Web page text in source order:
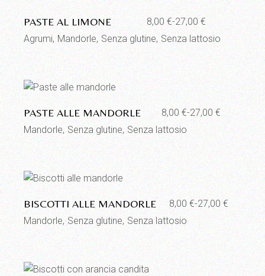
PASTE AL LIMONE 8,00 €-27,00€
Fascia
di
prezzo:
da
8,00 €
a
27,00 €
Agrumi Mandorle Senza glutine Senza lattosio
Aggiungi alla lista dei desideri
PASTE ALLE MANDORLE 8,00€-27,00€
Fascia
di
prezzo:
da
8,00 €
a
27,00 €
Mandorle Senza glutine Senza lattosio
Aggiungi alla lista dei desideri
BISCOTTI ALLE MANDORLE 8,00 €-27,00€
Fascia
di
prezzo:
da
8,00 €
a
27,00 €
Mandorle Senza glutine Senza lattosio
Aggiungi alla lista dei desideri